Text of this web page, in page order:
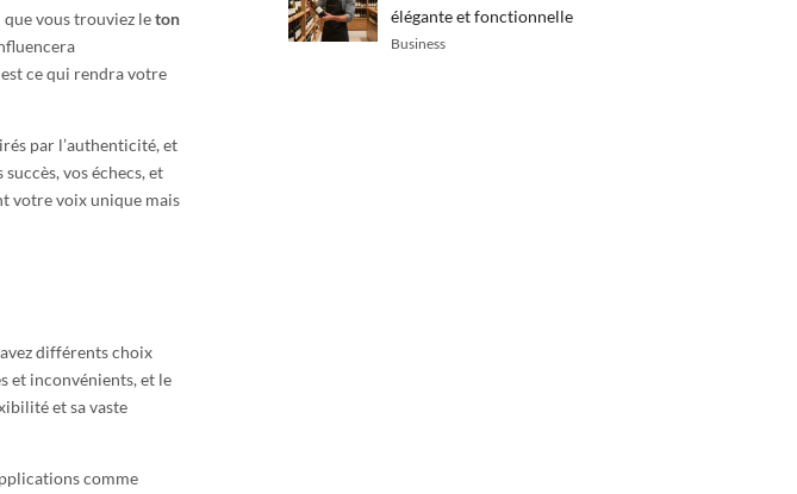
que vous trouviez leton
ce qui rendra votre
par l’authenticité, et
vos échecs, et
votre voix unique mais
différents choix
et inconvénients, et le
et sa vaste
comme
élégante et fonctionnelle
Business